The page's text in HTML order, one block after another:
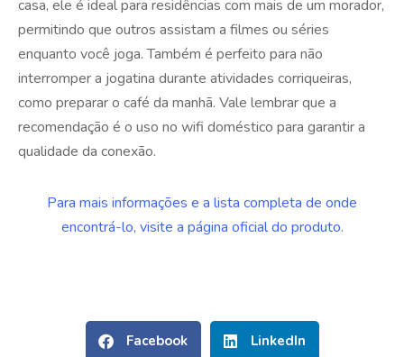
casa, ele é ideal para residências com mais de um morador,
permitindo que outros assistam a filmes ou séries
enquanto você joga. Também é perfeito para não
interromper a jogatina durante atividades corriqueiras,
como preparar o café da manhã. Vale lembrar que a
recomendação é o uso no wifi doméstico para garantir a
qualidade da conexão.
Para mais informações e a lista completa de onde
encontrá-lo, visite a página oficial do produto.
Facebook LinkedIn